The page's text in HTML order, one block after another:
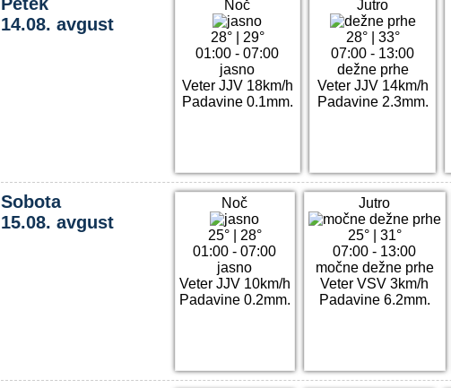
14.08. avgust
Noč
28°| 29°
01:00 - 07:00
jasno
Veter JJV 18km/h
Padavine 0.1mm.
Jutro
28°| 33°
07:00 - 13:00
dežne prhe
Veter JJV 14km/h
Padavine 2.3mm.
Sobota
15.08. avgust
Noč
25°| 28°
01:00 - 07:00
jasno
Veter JJV 10km/h
Padavine 0.2mm.
Jutro
25°| 31°
07:00 - 13:00
močne dežne prhe
Veter VSV 3km/h
Padavine 6.2mm.